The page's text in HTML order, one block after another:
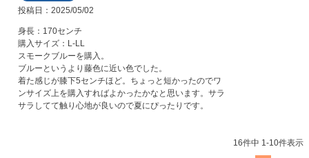
投稿日 2025/05/02
身長：170センチ
購入サイズ：L-LL
スモークブルーを購入。
ブルーというより藤色に近い色でした。
着た感じが膝下5センチほど。ちょっと短かったのでワ
ンサイズ上を購入すればよかったかなと思います。サラ
サラしてて触り心地が良いので夏にぴったりです。
16件中 1-10件表示